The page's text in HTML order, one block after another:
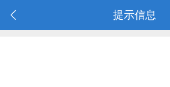
提示信息